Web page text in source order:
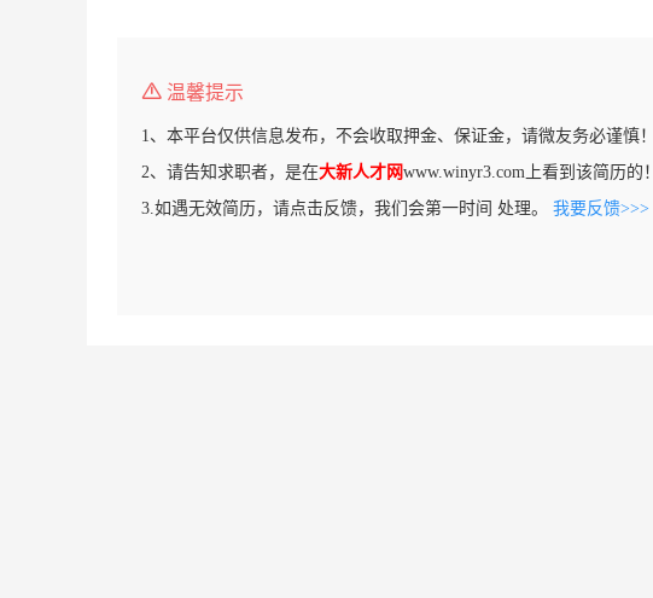
温馨提示
1、本平台仅供信息发布，不会收取押金、保证金，请微友务必谨慎！
2、请告知求职者，是在大新人才网www.winyr3.com上看到该简历的！
3.如遇无效简历，请点击反馈，我们会第一时间 处理。 我要反馈>>>